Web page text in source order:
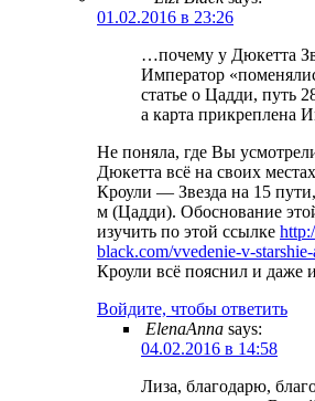
01.02.2016 в 23:26
…почему у Дюкетта
Император
статье о Цадди, путь
а карта прикреплена
Не поняла, где Вы
Дюкетта всё на своих
Кроули — Звезда на 15
м (Цадди). Обоснование
изучить по этой ссылке
black.com/vvedenie-v-
Кроули всё пояснил и даже
Войдите, чтобы ответить
ElenaAnna says:
04.02.2016 в 14:58
Лиза, благодарю,